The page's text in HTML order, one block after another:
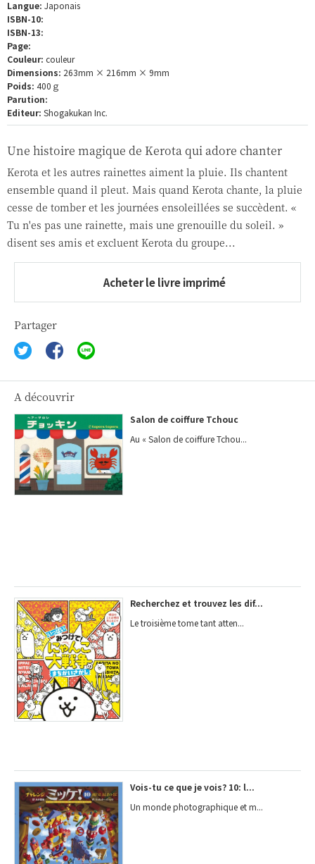
Langue: Japonais
ISBN-10:
ISBN-13:
Page:
Couleur: couleur
Dimensions: 263mm × 216mm × 9mm
Poids: 400ｇ
Parution:
Editeur: Shogakukan Inc.
Une histoire magique de Kerota qui adore chanter
Kerota et les autres rainettes aiment la pluie. Ils chantent
ensemble quand il pleut. Mais quand Kerota chante, la pluie
cesse de tomber et les journées ensoleillées se succèdent. «
Tu n'es pas une rainette, mais une grenouille du soleil. »
disent ses amis et excluent Kerota du groupe...
Acheter le livre imprimé
Partager
A découvrir
Salon de coiffure Tchouc
Au « Salon de coiffure Tchou...
Recherchez et trouvez les dif...
Le troisième tome tant atten...
Vois-tu ce que je vois? 10: l...
Un monde photographique et m...